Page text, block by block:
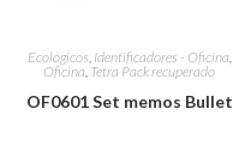
Ecológicos, Identificadores - Oficina,
Oficina, Tetra Pack recuperado
OF0601 Set memos Bullet